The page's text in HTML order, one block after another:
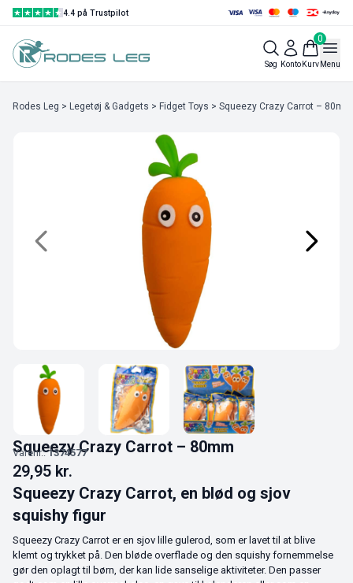
4.4 på Trustpilot
Søg Konto
0
KurvMenu
Rodes Leg > Legetøj & Gadgets > Fidget Toys > Squeezy Crazy Carrot – 80mm
Squeezy Crazy Carrot – 80mm
Varenr.:1374577
29,95 kr.
Squeezy Crazy Carrot, en blød og sjov
squishy figur
Squeezy Crazy Carrot er en sjov lille gulerod, som er lavet til at blive
klemt og trykket på. Den bløde overflade og den squishy fornemmelse
gør den oplagt til børn, der kan lide sanselige aktiviteter. Den passer